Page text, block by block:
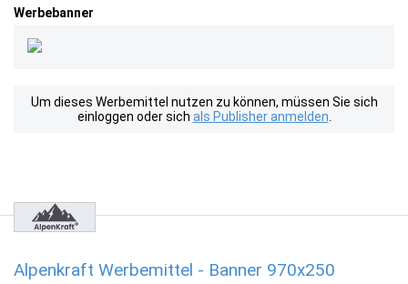
Werbebanner
Um dieses Werbemittel nutzen zu können, müssen Sie sich
einloggen oder sich als Publisher anmelden
Alpenkraft Werbemittel - Banner 970x250